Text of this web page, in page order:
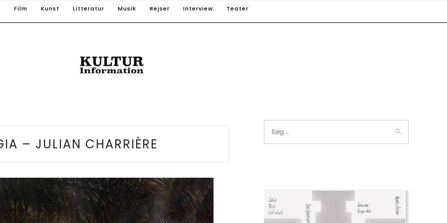
Film Kunst Litteratur Musik Rejser Interview Teater
– JULIAN CHARRIÈRE